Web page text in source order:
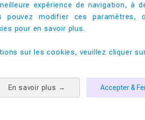
95
PRODUITS COMPLEMENTAIRES
expérience de navigation, à
pouvez modifier ces paramètres,
pour en savoir plus.
sur les cookies, veuillez cliquer
En savoir plus → Accepter &